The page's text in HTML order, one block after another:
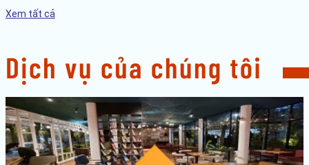
Xem tất cả